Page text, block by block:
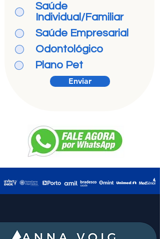
Saúde
Individual/Familiar
Saúde Empresarial
Odontológico
Plano Pet
Enviar